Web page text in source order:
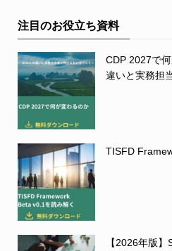
注目のお役立ち資料
CDP 2027で
違いと実務担
TISFD
【2026年版